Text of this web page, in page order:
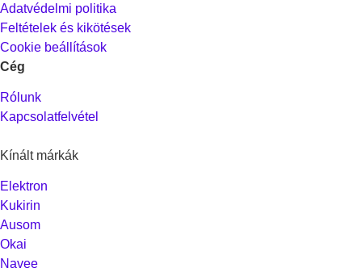
Adatvédelmi politika
Feltételek és kikötések
Cookie beállítások
Cég
Rólunk
Kapcsolatfelvétel
Kínált márkák
Elektron
Kukirin
Ausom
Okai
Navee